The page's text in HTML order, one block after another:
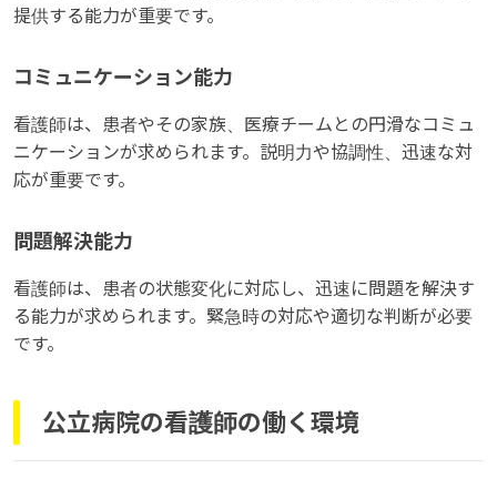
提供する能力が重要です。
コミュニケーション能力
看護師は、患者やその家族、医療チームとの円滑なコミュ
ニケーションが求められます。説明力や協調性、迅速な対
応が重要です。
問題解決能力
看護師は、患者の状態変化に対応し、迅速に問題を解決す
る能力が求められます。緊急時の対応や適切な判断が必要
です。
公立病院の看護師の働く環境